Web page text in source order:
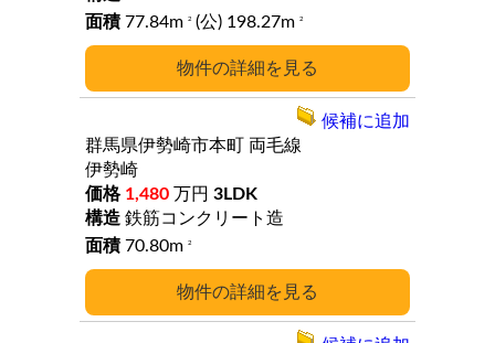
詳細
77.84m 2 (公) 198.27m 2
詳細
群馬県伊勢崎市本町 両毛線
伊勢崎
1,480 万円 3LDK
鉄筋コンクリート造
70.80m
2
候補に追加